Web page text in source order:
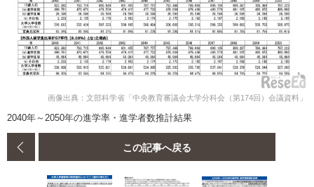
画像出典：文部科学省「中央教育審議会大学分科会（第174回）会議資料」
2040年～2050年の進学率・進学者数推計結果
この記事へ戻る